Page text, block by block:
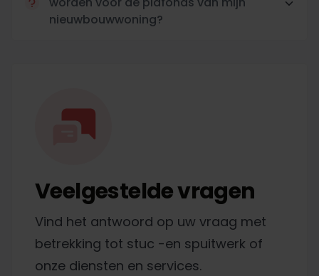
nieuwbouwwoning?
Veelgestelde vragen
Vind het antwoord op uw vraag met
betrekking tot stuc -en spuitwerk of
onze diensten en services.